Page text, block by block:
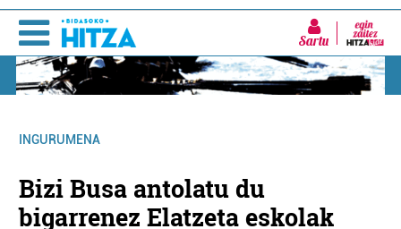
Sartu
INGURUMENA
Bizi Busa antolatu du
bigarrenez Elatzeta eskolak